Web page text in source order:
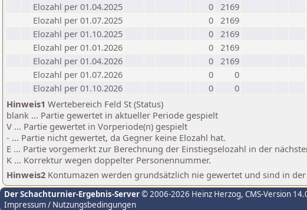
Elozahl per 01.04.2025
0 2169
Elozahl per 01.07.2025
0 2169
Elozahl per 01.10.2025
0 2169
Elozahl per 01.01.2026
0 2169
Elozahl per 01.04.2026
0 2169
Elozahl per 01.07.2026
0
0
Elozahl per 01.10.2026
0
0
Hinweis1 Wertebereich Feld St (Status)
blank ... Partie gewertet in aktueller Periode gespielt
V ... Partie gewertet in Vorperiode(n) gespielt
- ... Partie nicht gewertet, da Gegner keine Elozahl hat.
E ... Partie vorgemerkt zur Berechnung der Einstiegselozahl in der
K ... Korrektur wegen doppelter Personennummer.
Hinweis2 Kontumazen werden grundsätzlich nie gewertet und sind in
Der Schachturnier-Ergebnis-Server© 2006-2026 Heinz Herzog, CMS-Version
Impressum / Nutzungsbedingungen